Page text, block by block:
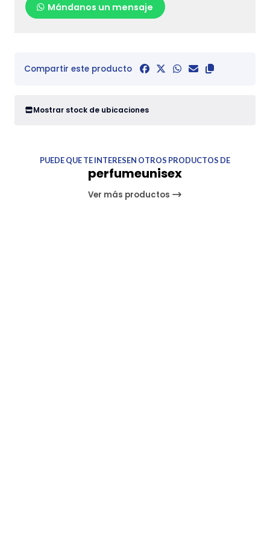
Mándanos un mensaje
Compartir este producto
Mostrar stock de ubicaciones
PUEDE QUE TE INTERESEN OTROS PRODUCTOS DE
perfumeunisex
Ver más productos